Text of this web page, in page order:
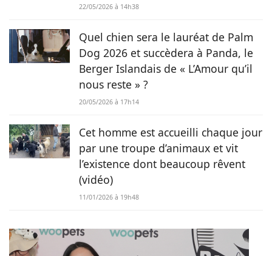
22/05/2026 à 14h38
Quel chien sera le lauréat de Palm
Dog 2026 et succèdera à Panda, le
Berger Islandais de « L’Amour qu’il
nous reste » ?
20/05/2026 à 17h14
Cet homme est accueilli chaque jour
par une troupe d’animaux et vit
l’existence dont beaucoup rêvent
(vidéo)
11/01/2026 à 19h48